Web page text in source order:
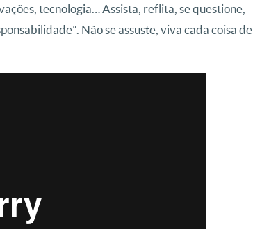
tecnologia… Assista, reflita, se questione,
Não se assuste, viva cada coisa de